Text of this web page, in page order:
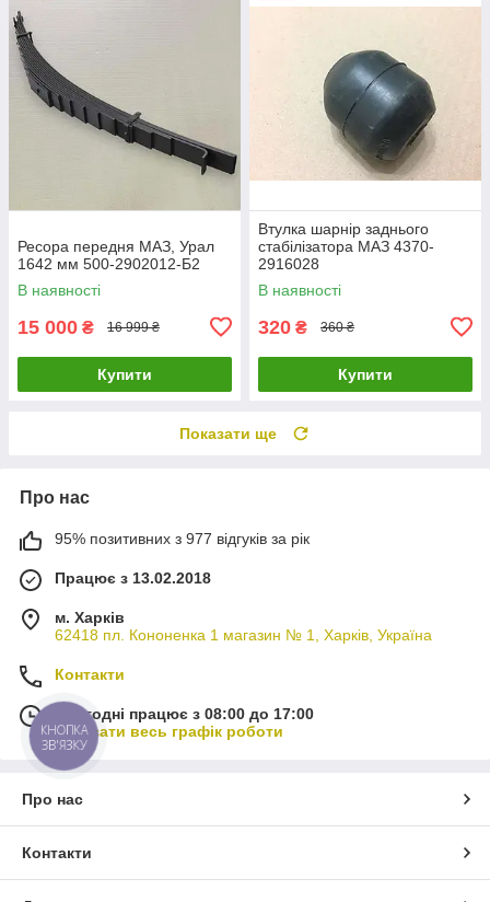
Ресора передня МАЗ, Урал
1642 мм 500-2902012-Б2
В наявності
15 000 ₴ 16 999 ₴
Купити
Втулка шарнір заднього
стабілізатора МАЗ 4370-
2916028
В наявності
320 ₴ 360 ₴
Купити
Показати ще
Про нас
95% позитивних з 977 відгуків за рік
Працює з 13.02.2018
м. Харків
62418 пл. Кононенка 1 магазин № 1, Харків, Україна
Контакти
Сьогодні працює з 08:00 до 17:00
Показати весь графік роботи
Про нас
Контакти
КНОПКА
ЗВ'ЯЗКУ